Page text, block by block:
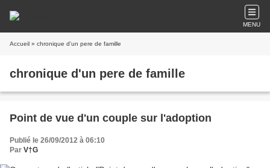
MENU
Accueil » chronique d'un pere de famille
chronique d'un pere de famille
Point de vue d'un couple sur l'adoption
Publié le 26/09/2012 à 06:10
Par V†G